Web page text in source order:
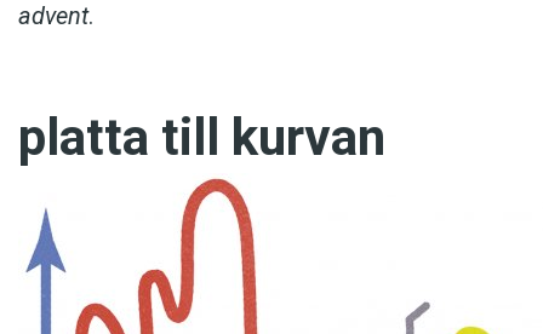
advent.
platta till kurvan